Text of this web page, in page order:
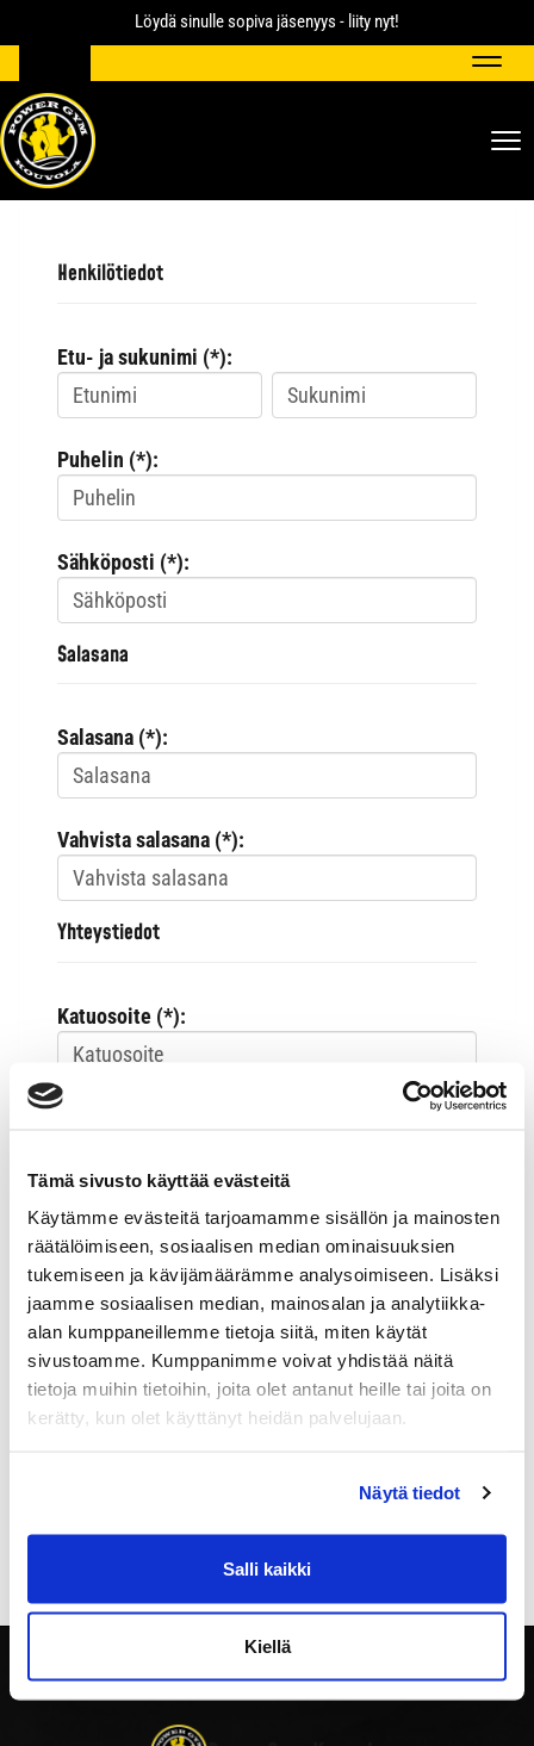
Tämä sivusto käyttää evästeitä
Käytämme evästeitä tarjoamamme sisällön ja mainosten
räätälöimiseen, sosiaalisen median ominaisuuksien
tukemiseen ja kävijämäärämme analysoimiseen. Lisäksi
jaamme sosiaalisen median, mainosalan ja analytiikka-
alan kumppaneillemme tietoja siitä, miten käytät
sivustoamme. Kumppanimme voivat yhdistää näitä
tietoja muihin tietoihin, joita olet antanut heille tai joita on
kerätty, kun olet käyttänyt heidän palvelujaan.
Näytä tiedot
Salli kaikki
Kiellä
Löydä sinulle sopiva jäsenyys - liity nyt!
Henkilötiedot
Etu- ja sukunimi (*):
Puhelin (*):
Sähköposti (*):
Salasana
Salasana (*):
Vahvista salasana (*):
Yhteystiedot
Katuosoite (*):
Maa (*):
Suomi
Rekisteröidy
Haluan tilata Powergym Kouvola uutiskirjeen
Tietoni saa tallentaa Power Gym asiakas- ja
markkinointirekisteriin EU:n tietosuoja-